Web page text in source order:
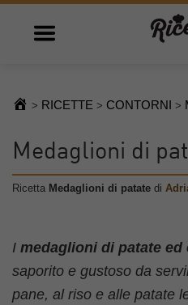
Open main menu
> RICETTE > CONTORNI >
Medaglioni di
Ricetta Medaglioni di patate di
I medaglioni di patate ed
saporito e gustoso da
pane, al riso e alle patate